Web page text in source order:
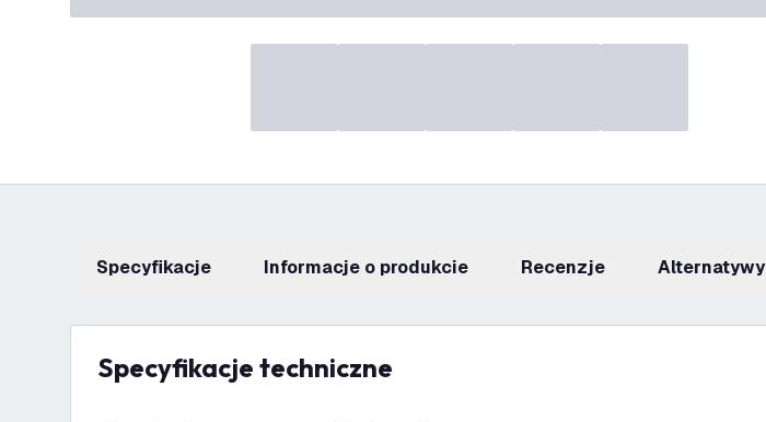
Specyfikacje informacje o produkcie recenzje Alternatywy
Specyfikacje techniczne